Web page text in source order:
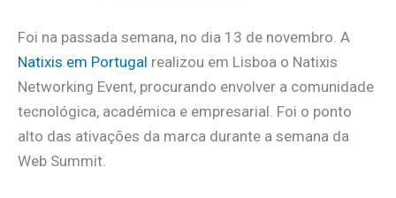
Foi na passada semana, no dia 13 de novembro. A
Natixis em Portugal realizou em Lisboa o Natixis
Networking Event, procurando envolver a comunidade
tecnológica, académica e empresarial. Foi o ponto
alto das ativações da marca durante a semana da
Web Summit.